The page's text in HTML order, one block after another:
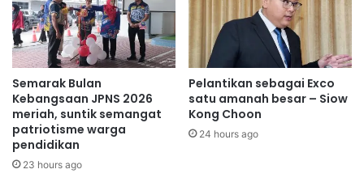
m
p
r
o
o
s
i
p
r
a
n
k
a
n
m
a
n
f
a
Semarak Bulan
Kebangsaan JPNS 2026
meriah, suntik semangat
patriotisme warga
pendidikan
23 hours ago
Pelantikan sebagai Exco
satu amanah besar – Siow
Kong Choon
24 hours ago